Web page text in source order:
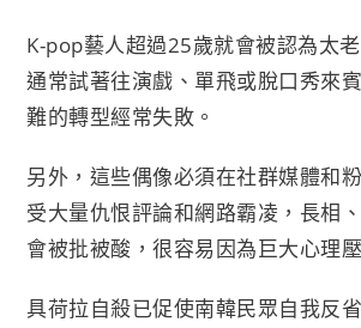
K-pop藝人超過25歲就會被認為太
通常試著往演戲、單飛或脫口秀來賓
難的轉型經常失敗。
另外，這些偶像必須在社群媒體和
受大量仇恨評論和網路霸凌，長相
會被批被酸，很容易因為巨大心理
具荷拉自殺已促使南韓民眾自我反